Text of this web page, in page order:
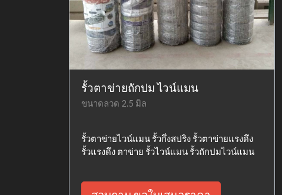
รั้วตาข่ายถักปม ไวน์แมน
ขนาดลวด 2.5 มิล
รั้วตาข่ายไวน์แมน รั้วกึ่งสปริง รั้วตาข่ายแรงดึง
รั้วแรงดึง ตาข่าย รั้วไวน์แมน รั้วถักปมไวน์แมน